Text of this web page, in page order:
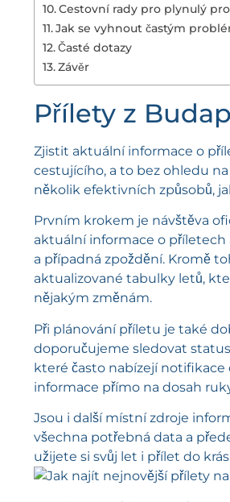
Cestovní rady pro plynulý
Jak se vyhnout častým
Časté dotazy
Závěr
Přílety z
Zjistit aktuální informace o
cestujícího, a to bez ohledu
několik efektivních způsobů,
Prvním krokem je návštěva
aktuální informace o příletech
a případná zpoždění. Kromě
aktualizované tabulky letů,
nějakým změnám.
Při plánování příletu je také
doporučujeme sledovat
které často nabízejí
informace přímo na dosah
Jsou i další místní zdroje
všechna potřebná data a
užijete si svůj let i přílet do